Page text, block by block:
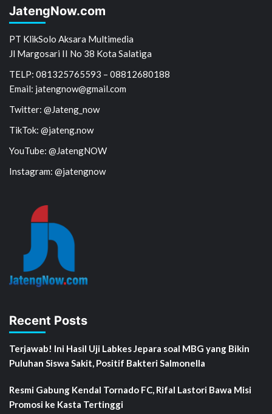
JatengNow.com
PT KlikSolo Aksara Multimedia
Jl Margosari II No 38 Kota Salatiga
TELP: 081325765593 – 08812680188
Email: jatengnow@gmail.com
Twitter: @Jateng_now
TikTok: @jateng.now
YouTube: @JatengNOW
Instagram: @jatengnow
Recent Posts
Terjawab! Ini Hasil Uji Labkes Jepara soal MBG yang Bikin
Puluhan Siswa Sakit, Positif Bakteri Salmonella
Resmi Gabung Kendal Tornado FC, Rifal Lastori Bawa Misi
Promosi ke Kasta Tertinggi